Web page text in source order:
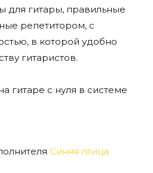
для гитары, правильные
репетитором, с
в которой удобно
гитаристов.
гитаре с нуля в системе
Синяя птица